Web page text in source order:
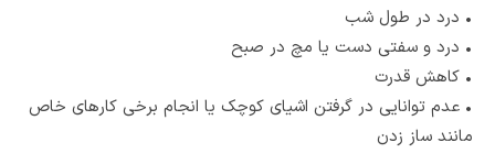
• درد در طول شب
• درد و سفتی دست یا مچ در صبح
• کاهش قدرت
• عدم توانایی در گرفتن اشیای کوچک یا انجام برخی کارهای خاص
مانند ساز زدن